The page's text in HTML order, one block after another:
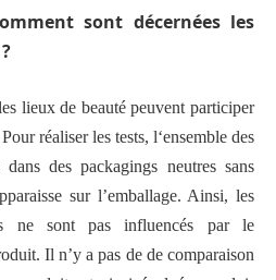
sont décernées les
lieux de beauté peuvent participer
réaliser les tests, l‘ensemble des
des packagings neutres sans
sur l’emballage. Ainsi, les
ne sont pas influencés par le
Il n’y a pas de de comparaison